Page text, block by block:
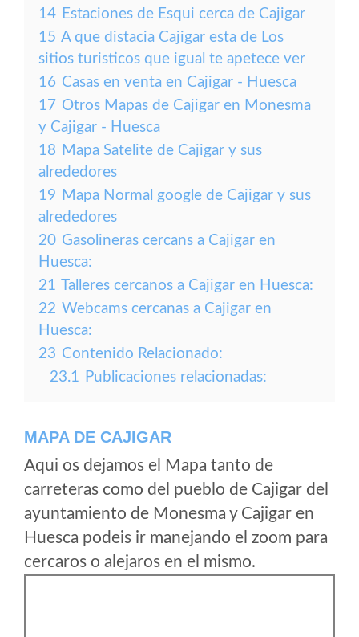
14 Estaciones de Esqui cerca de Cajigar
15 A que distacia Cajigar esta de Los
sitios turisticos que igual te apetece ver
16 Casas en venta en Cajigar - Huesca
17 Otros Mapas de Cajigar en Monesma
y Cajigar - Huesca
18 Mapa Satelite de Cajigar y sus
alrededores
19 Mapa Normal google de Cajigar y sus
alrededores
20 Gasolineras cercans a Cajigar en
Huesca:
21 Talleres cercanos a Cajigar en Huesca:
22 Webcams cercanas a Cajigar en
Huesca:
23 Contenido Relacionado:
23.1 Publicaciones relacionadas:
MAPA DE CAJIGAR
Aqui os dejamos el Mapa tanto de
carreteras como del pueblo de Cajigar del
ayuntamiento de Monesma y Cajigar en
Huesca podeis ir manejando el zoom para
cercaros o alejaros en el mismo.